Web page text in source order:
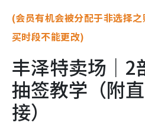
(会员有机会被分配于非选择
买时段不能更改)
丰泽特卖场｜2
抽签教学（附
接）